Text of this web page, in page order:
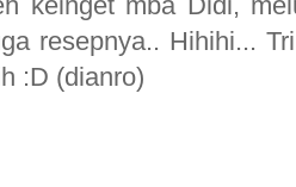
resepnya.. Hihihi...
:D (dianro)